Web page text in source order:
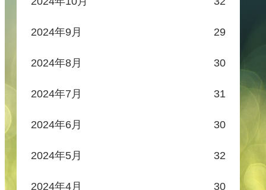
2024年9月 29
2024年8月 30
2024年7月 31
2024年6月 30
2024年5月 32
2024年4月 30